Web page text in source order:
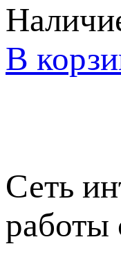
В
Сеть
работы